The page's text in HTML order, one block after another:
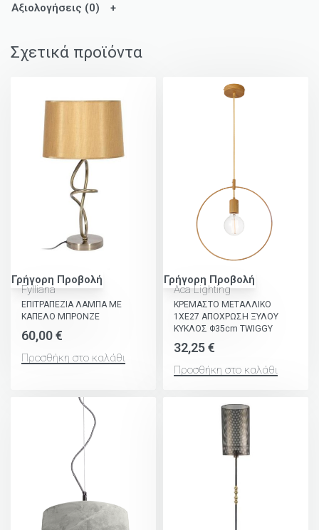
Αξιολογήσεις (0)
Σχετικά προϊόντα
Γρήγορη Προβολή
Fylliana
ΕΠΙΤΡΑΠΕΖΙΑ ΛΑΜΠΑ ΜΕ
ΚΑΠΕΛΟ ΜΠΡΟΝΖΕ
60,00€
Προσθήκη στο καλάθι
Γρήγορη Προβολή
Aca Lighting
ΚΡΕΜΑΣΤΟ ΜΕΤΑΛΛΙΚΟ
1ΧΕ27 ΑΠΟΧΡΩΣΗ ΞΥΛΟΥ
ΚΥΚΛΟΣ Φ35cm TWIGGY
32,25€
Προσθήκη στο καλάθι